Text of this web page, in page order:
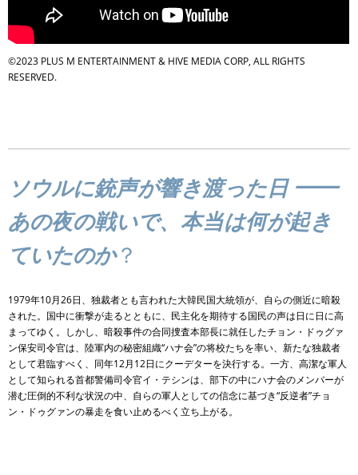
©2023 PLUS M ENTERTAINMENT & HIVE MEDIA CORP, ALL RIGHTS
RESERVED.
ソウルに銃声が響き渡った日 ━━
あの夜の戦いで、本当は何が起き
ていたのか？
1979年10月26日、独裁者とも言われた大韓民国大統領が、自らの側近に暗殺
された。国中に衝撃が走るとともに、民主化を期待する国民の声は日に日に高
まってゆく。しかし、暗殺事件の合同捜査本部長に就任したチョン・ドゥグァ
ン保安司令官は、陸軍内の秘密組織“ハナ会”の将校たちを率い、新たな独裁者
として君臨すべく、同年12月12日にクーデターを決行する。一方、高潔な軍人
として知られる首都警備司令官イ・テシンは、部下の中にハナ会のメンバーが
潜む圧倒的不利な状況の中、自らの軍人としての信念に基づき“反逆者”チョ
ン・ドゥグァンの暴走を食い止めるべく立ち上がる。